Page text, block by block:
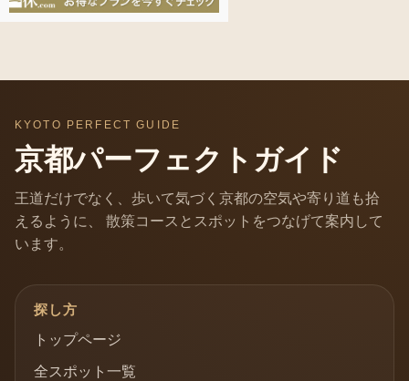
KYOTO PERFECT GUIDE
京都パーフェクトガイド
王道だけでなく、歩いて気づく京都の空気や寄り道も拾
えるように、 散策コースとスポットをつなげて案内して
います。
探し方
トップページ
全スポット一覧